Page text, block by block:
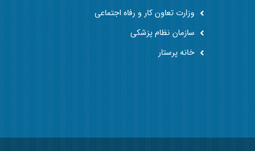
وزارت تعاون کار و رفاه اجتماعی
سازمان نظام پزشکی
خانه پرستار